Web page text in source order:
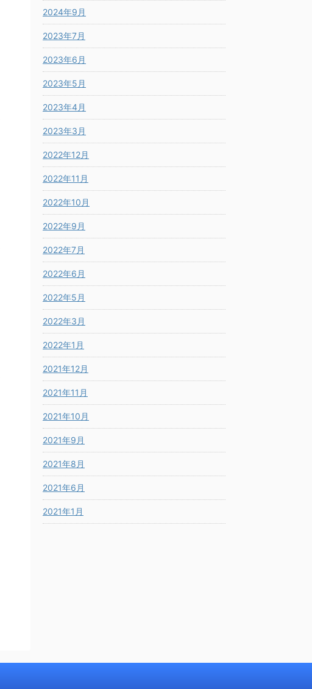
2024年9月
2023年7月
2023年6月
2023年5月
2023年4月
2023年3月
2022年12月
2022年11月
2022年10月
2022年9月
2022年7月
2022年6月
2022年5月
2022年3月
2022年1月
2021年12月
2021年11月
2021年10月
2021年9月
2021年8月
2021年6月
2021年1月